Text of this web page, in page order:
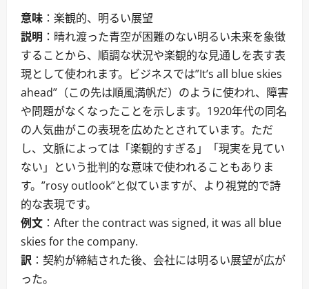
意味 ：楽観的、明るい展望
説明 ：晴れ渡った青空が困難のない明るい未来を象徴
することから、順調な状況や楽観的な見通しを表す表
現として使われます。ビジネスでは”It’s all blue skies
ahead”（この先は順風満帆だ）のように使われ、障害
や問題がなくなったことを示します。1920年代の同名
の人気曲がこの表現を広めたとされています。ただ
し、文脈によっては「楽観的すぎる」「現実を見てい
ない」という批判的な意味で使われることもありま
す。”rosy outlook”と似ていますが、より視覚的で詩
的な表現です。
例文 ：After the contract was signed, it was all blue
skies for the company.
訳 ：契約が締結された後、会社には明るい展望が広が
った。